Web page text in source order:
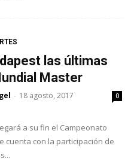
las últimas
Master
- 18 agosto, 2017 0
a su fin el Campeonato
cuenta con la participación de